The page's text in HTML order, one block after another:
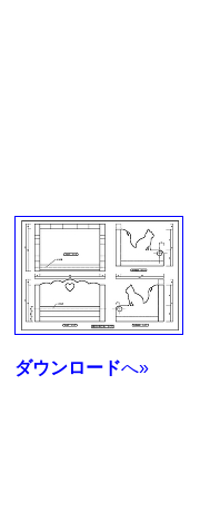
ダウンロードへ»